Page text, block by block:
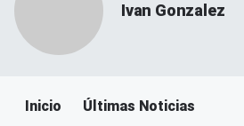
Ivan Gonzalez
Inicio Últimas Noticias